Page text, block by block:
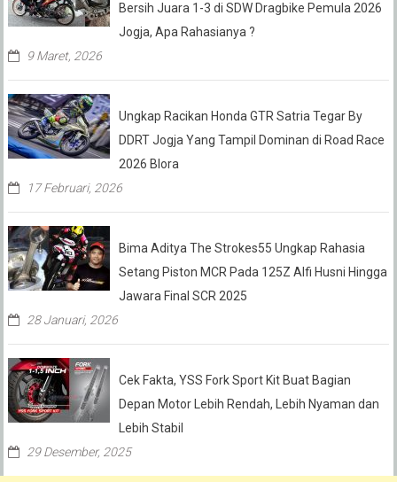
Bersih Juara 1-3 di SDW Dragbike Pemula 2026
Jogja, Apa Rahasianya ?
9 Maret, 2026
Ungkap Racikan Honda GTR Satria Tegar By
DDRT Jogja Yang Tampil Dominan di Road Race
2026 Blora
17 Februari, 2026
Bima Aditya The Strokes55 Ungkap Rahasia
Setang Piston MCR Pada 125Z Alfi Husni Hingga
Jawara Final SCR 2025
28 Januari, 2026
Cek Fakta, YSS Fork Sport Kit Buat Bagian
Depan Motor Lebih Rendah, Lebih Nyaman dan
Lebih Stabil
29 Desember, 2025